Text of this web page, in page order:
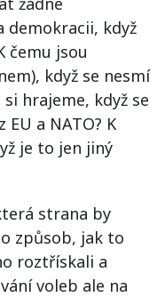
demokracii, když
čemu jsou
když se nesmí
hrajeme, když se
a NATO? K
je to jen jiný
strana by
způsob, jak to
roztřískali a
voleb ale na